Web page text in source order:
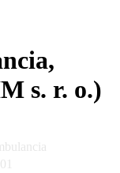
s. r. o.)